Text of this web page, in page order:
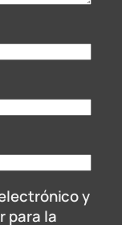
y
para la